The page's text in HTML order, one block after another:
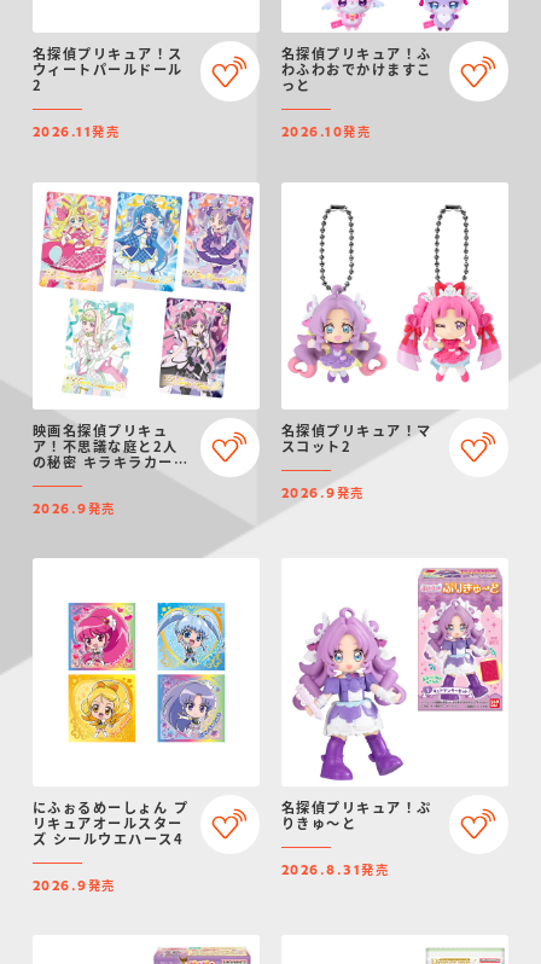
名探偵プリキュア！ス
ウィートパールドール
2
2026.11発売
名探偵プリキュア！ふ
わふわおでかけますこ
っと
2026.10発売
映画名探偵プリキュ
ア！不思議な庭と2人
の秘密 キラキラカード
2026.9発売
名探偵プリキュア！マ
スコット2
2026.9発売
にふぉるめーしょん プ
リキュアオールスター
ズ シールウエハース4
2026.9発売
名探偵プリキュア！ぷ
りきゅ～と
2026.8.31発売